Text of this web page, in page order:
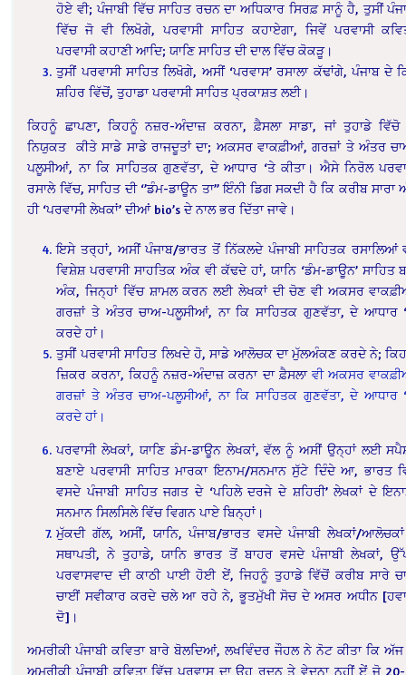
ਹੋਏ ਵੀ; ਪੰਜਾਬੀ ਵਿੱਚ ਸਾਹਿਤ ਰਚਨ ਦਾ ਅਧਿਕਾਰ ਸਿਰਫ਼ ਸਾਨੂੰ ਹੈ, ਤੁਸੀਂ
ਵਿੱਚ ਜੋ ਵੀ ਲਿਖੋਗੇ, ਪਰਵਾਸੀ ਸਾਹਿਤ ਕਹਾਏਗਾ, ਜਿਵੇਂ ਪਰਵਾਸੀ
ਪਰਵਾਸੀ ਕਹਾਣੀ ਆਦਿ; ਯਾਣਿ ਸਾਹਿਤ ਦੀ ਦਾਲ ਵਿੱਚ ਕੋਕੜੂ।
ਤੁਸੀਂ ਪਰਵਾਸੀ ਸਾਹਿਤ ਲਿਖੋਗੇ, ਅਸੀਂ ‘ਪਰਵਾਸ’ ਰਸਾਲਾ ਕੱਢਾਂਗੇ, ਪੰਜਾਬ ਦੇ
ਸ਼ਹਿਰ ਵਿੱਚੋਂ, ਤੁਹਾਡਾ ਪਰਵਾਸੀ ਸਾਹਿਤ ਪ੍ਰਕਾਸ਼ਤ ਲਈ।
ਕਿਹਨੂੰ ਛਾਪਣਾ, ਕਿਹਨੂੰ ਨਜ਼ਰ-ਅੰਦਾਜ਼ ਕਰਨਾ, ਫ਼ੈਸਲਾ ਸਾਡਾ, ਜਾਂ ਤੁਹਾਡੇ ਵਿੱਚੋ
ਨਿਯੁਕਤ ਕੀਤੇ ਸਾਡੇ ਸਾਡੇ ਰਾਜਦੂਤਾਂ ਦਾ; ਅਕਸਰ ਵਾਕਫ਼ੀਆਂ, ਗਰਜ਼ਾਂ ਤੇ ਅੰਤਰ
ਪਲੂਸੀਆਂ, ਨਾ ਕਿ ਸਾਹਿਤਕ ਗੁਣਵੱਤਾ, ਦੇ ਆਧਾਰ ‘ਤੇ ਕੀਤਾ। ਐਸੇ ਨਿਰੋਲ
ਰਸਾਲੇ ਵਿੱਚ, ਸਾਹਿਤ ਦੀ ‘’ਡੰਮ-ਡਾਊਨ ਤਾ” ਇੰਨੀ ਡਿਗ ਸਕਦੀ ਹੈ ਕਿ ਕਰੀਬ ਸਾਰਾ
ਹੀ ‘ਪਰਵਾਸੀ ਲੇਖਕਾਂ’ ਦੀਆਂ bio’s ਦੇ ਨਾਲ ਭਰ ਦਿੱਤਾ ਜਾਵੇ।
ਇਸੇ ਤਰ੍ਹਾਂ, ਅਸੀਂ ਪੰਜਾਬ/ਭਾਰਤ ਤੋਂ ਨਿੱਕਲਦੇ ਪੰਜਾਬੀ ਸਾਹਿਤਕ ਰਸਾਲਿਆਂ
ਵਿਸ਼ੇਸ਼ ਪਰਵਾਸੀ ਸਾਹਤਿਕ ਅੰਕ ਵੀ ਕੱਢਦੇ ਹਾਂ, ਯਾਨਿ ‘ਡੰਮ-ਡਾਊਨ’ ਸਾਹਿਤ
ਅੰਕ, ਜਿਨ੍ਹਾਂ ਵਿੱਚ ਸ਼ਾਮਲ ਕਰਨ ਲਈ ਲੇਖਕਾਂ ਦੀ ਚੋਣ ਵੀ ਅਕਸਰ
ਗਰਜ਼ਾਂ ਤੇ ਅੰਤਰ ਚਾਅ-ਪਲੂਸੀਆਂ, ਨਾ ਕਿ ਸਾਹਿਤਕ ਗੁਣਵੱਤਾ, ਦੇ ਆਧਾਰ
ਕਰਦੇ ਹਾਂ।
ਤੁਸੀਂ ਪਰਵਾਸੀ ਸਾਹਿਤ ਲਿਖਦੇ ਹੋ, ਸਾਡੇ ਆਲੋਚਕ ਦਾ ਮੁੱਲਅੰਕਣ ਕਰਦੇ ਨੇ;
ਜ਼ਿਕਰ ਕਰਨਾ, ਕਿਹਨੂੰ ਨਜ਼ਰ-ਅੰਦਾਜ਼ ਕਰਨਾ ਦਾ ਫ਼ੈਸਲਾ ਵੀ ਅਕਸਰ
ਗਰਜ਼ਾਂ ਤੇ ਅੰਤਰ ਚਾਅ-ਪਲੂਸੀਆਂ, ਨਾ ਕਿ ਸਾਹਿਤਕ ਗੁਣਵੱਤਾ, ਦੇ ਆਧਾਰ
ਕਰਦੇ ਹਾਂ।
ਪਰਵਾਸੀ ਲੇਖਕਾਂ, ਯਾਣਿ ਡੰਮ-ਡਾਊਨ ਲੇਖਕਾਂ, ਵੱਲ ਨੂੰ ਅਸੀਂ ਉਨ੍ਹਾਂ ਲਈ
ਬਣਾਏ ਪਰਵਾਸੀ ਸਾਹਿਤ ਮਾਰਕਾ ਇਨਾਮ/ਸਨਮਾਨ ਸੁੱਟੇ ਦਿੰਦੇ ਆ, ਭਾਰਤ
ਵਸਦੇ ਪੰਜਾਬੀ ਸਾਹਿਤ ਜਗਤ ਦੇ ‘ਪਹਿਲੇ ਦਰਜੇ ਦੇ ਸ਼ਹਿਰੀ’ ਲੇਖਕਾਂ ਦੇ
ਸਨਮਾਨ ਸਿਲਸਿਲੇ ਵਿੱਚ ਵਿਗਨ ਪਾਏ ਬਿਨ੍ਹਾਂ।
ਮੁੱਕਦੀ ਗੱਲ, ਅਸੀਂ, ਯਾਨਿ, ਪੰਜਾਬ/ਭਾਰਤ ਵਸਦੇ ਪੰਜਾਬੀ ਲੇਖਕਾਂ/
ਸਥਾਪਤੀ, ਨੇ ਤੁਹਾਡੇ, ਯਾਨਿ ਭਾਰਤ ਤੋਂ ਬਾਹਰ ਵਸਦੇ ਪੰਜਾਬੀ ਲੇਖਕਾਂ,
ਪਰਵਾਸਵਾਦ ਦੀ ਕਾਠੀ ਪਾਈ ਹੋਈ ਏਂ, ਜਿਹਨੂੰ ਤੁਹਾਡੇ ਵਿੱਚੋਂ ਕਰੀਬ ਸਾਰੇ
ਚਾਈਂ ਸਵੀਕਾਰ ਕਰਦੇ ਚਲੇ ਆ ਰਹੇ ਨੇ, ਭੂਤਮੁੱਖੀ ਸੋਚ ਦੇ ਅਸਰ ਅਧੀਨ
ਦੋ]।
ਅਮਰੀਕੀ ਪੰਜਾਬੀ ਕਵਿਤਾ ਬਾਰੇ ਬੋਲਦਿਆਂ, ਲਖਵਿੰਦਰ ਜੌਹਲ ਨੇ ਨੋਟ ਕੀਤਾ ਕਿ ਅੱਜ
ਅਮਰੀਕੀ ਪੰਜਾਬੀ ਕਵਿਤਾ ਵਿੱਚ ਪਰਵਾਸ ਦਾ ਉਹ ਰੁਦਨ ਤੇ ਵੇਦਨਾ ਨਹੀਂ ਏਂ ਜੋ